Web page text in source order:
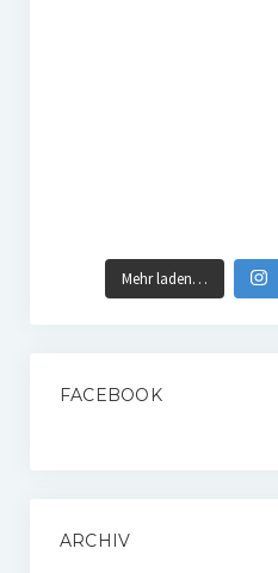
Mehr laden…
FACEBOOK
ARCHIV